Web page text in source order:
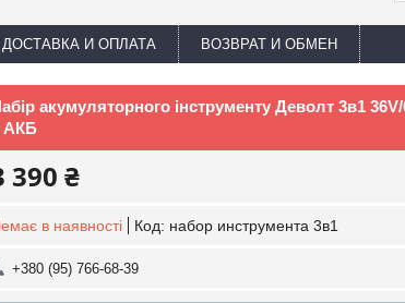
ДОСТАВКА И ОПЛАТА ВОЗВРАТ И ОБМЕН
акумуляторного інструменту Деволт 3в1
АКБ
390 ₴
в наявності Код: набор инструмента 3в1
+380 (95) 766-68-39